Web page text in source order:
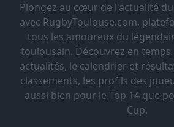
Plongez au cœur de l'actualité
avec RugbyToulouse.com,
tous les amoureux du
toulousain. Découvrez en
actualités, le calendrier et
classements, les profils des
aussi bien pour le Top 14 que
Cup.